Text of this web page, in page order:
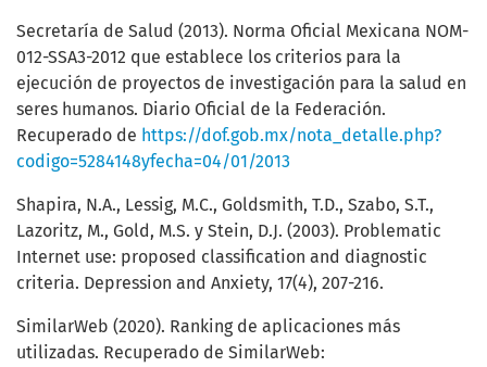
Secretaría de Salud (2013). Norma Oficial Mexicana NOM-
012-SSA3-2012 que establece los criterios para la
ejecución de proyectos de investigación para la salud en
seres humanos. Diario Oficial de la Federación.
Recuperado de https://dof.gob.mx/nota_detalle.php?
codigo=5284148yfecha=04/01/2013
Shapira, N.A., Lessig, M.C., Goldsmith, T.D., Szabo, S.T.,
Lazoritz, M., Gold, M.S. y Stein, D.J. (2003). Problematic
Internet use: proposed classification and diagnostic
criteria. Depression and Anxiety, 17(4), 207-216.
SimilarWeb (2020). Ranking de aplicaciones más
utilizadas. Recuperado de SimilarWeb: